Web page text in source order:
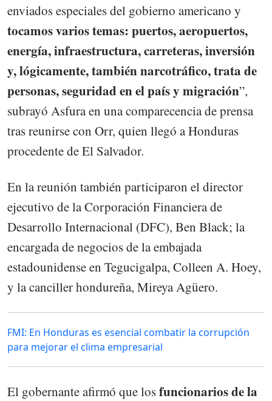
enviados especiales del gobierno americano y
tocamos varios temas: puertos, aeropuertos,
energía, infraestructura, carreteras, inversión
y, lógicamente, también narcotráfico, trata de
personas, seguridad en el país y migración”,
subrayó Asfura en una comparecencia de prensa
tras reunirse con Orr, quien llegó a Honduras
procedente de El Salvador.
En la reunión también participaron el director
ejecutivo de la Corporación Financiera de
Desarrollo Internacional (DFC), Ben Black; la
encargada de negocios de la embajada
estadounidense en Tegucigalpa, Colleen A. Hoey,
y la canciller hondureña, Mireya Agüero.
FMI: En Honduras es esencial combatir la corrupción
para mejorar el clima empresarial
El gobernante afirmó que losfuncionarios de la